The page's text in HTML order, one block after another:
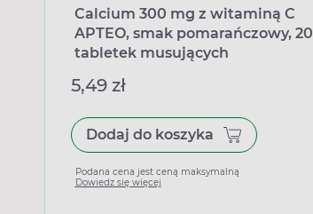
Calcium 300 mg z witaminą C
APTEO, smak pomarańczowy, 20
tabletek musujących
5,49 zł
Dodaj do koszyka
Podana cena jest ceną maksymalną
Dowiedz się więcej